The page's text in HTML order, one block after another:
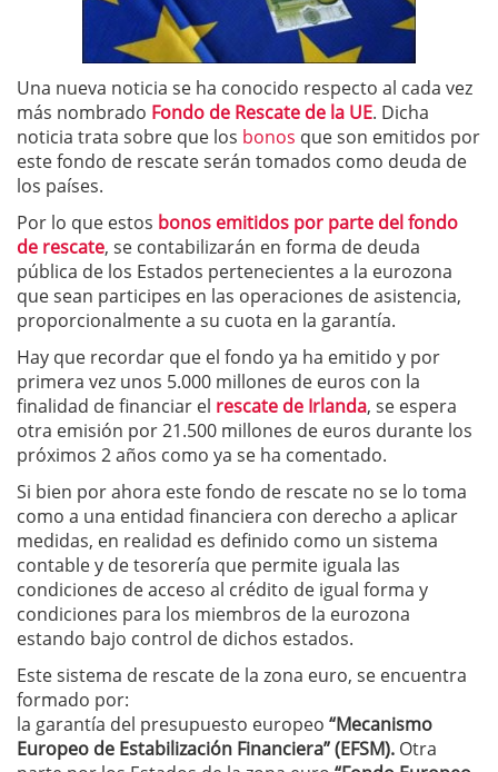
Una nueva noticia se ha conocido respecto al cada vez
más nombrado Fondo de Rescate de la UE. Dicha
noticia trata sobre que los bonos que son emitidos por
este fondo de rescate serán tomados como deuda de
los países.
Por lo que estos bonos emitidos por parte del fondo
de rescate, se contabilizarán en forma de deuda
pública de los Estados pertenecientes a la eurozona
que sean participes en las operaciones de asistencia,
proporcionalmente a su cuota en la garantía.
Hay que recordar que el fondo ya ha emitido y por
primera vez unos 5.000 millones de euros con la
finalidad de financiar el rescate de Irlanda, se espera
otra emisión por 21.500 millones de euros durante los
próximos 2 años como ya se ha comentado.
Si bien por ahora este fondo de rescate no se lo toma
como a una entidad financiera con derecho a aplicar
medidas, en realidad es definido como un sistema
contable y de tesorería que permite iguala las
condiciones de acceso al crédito de igual forma y
condiciones para los miembros de la eurozona
estando bajo control de dichos estados.
Este sistema de rescate de la zona euro, se encuentra
formado por:
la garantía del presupuesto europeo “Mecanismo
Europeo de Estabilización Financiera” (EFSM). Otra